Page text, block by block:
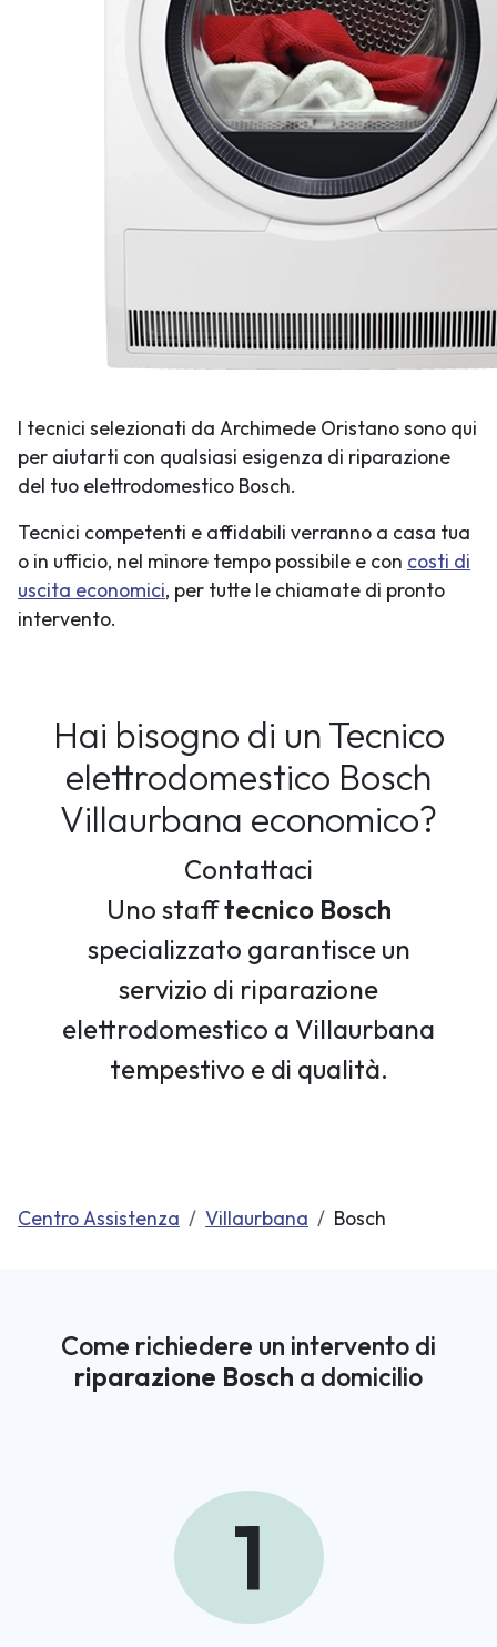
I tecnici selezionati da Archimede Oristano sono qui
per aiutarti con qualsiasi esigenza di riparazione
del tuo elettrodomestico Bosch.
Tecnici competenti e affidabili verranno a casa tua
o in ufficio, nel minore tempo possibile e con costi di
uscita economici, per tutte le chiamate di pronto
intervento.
Hai bisogno di un Tecnico
elettrodomestico Bosch
Villaurbana economico?
Contattaci
Uno stafftecnico Bosch
specializzato garantisce un
servizio di riparazione
elettrodomestico a Villaurbana
tempestivo e di qualità.
Centro Assistenza Villaurbana Bosch
Come richiedere un intervento di
riparazione Bosch a domicilio
1